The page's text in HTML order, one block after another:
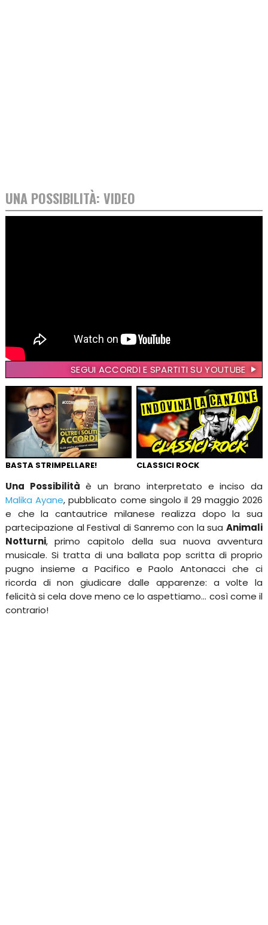
UNA POSSIBILITÀ: VIDEO
SEGUI ACCORDI E SPARTITI SU YOUTUBE
BASTA STRIMPELLARE! CLASSICI ROCK
Una Possibilità è un brano interpretato e inciso da
Malika Ayane, pubblicato come singolo il 29 maggio 2026
e che la cantautrice milanese realizza dopo la sua
partecipazione al Festival di Sanremo con la suaAnimali
Notturni, primo capitolo della sua nuova avventura
musicale. Si tratta di una ballata pop scritta di proprio
pugno insieme a Pacifico e Paolo Antonacci che ci
ricorda di non giudicare dalle apparenze: a volte la
felicità si cela dove meno ce lo aspettiamo... così come il
contrario!